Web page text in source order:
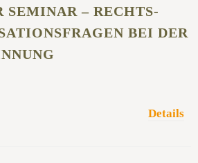
SEMINAR – RECHTS-
BEI DER
Details